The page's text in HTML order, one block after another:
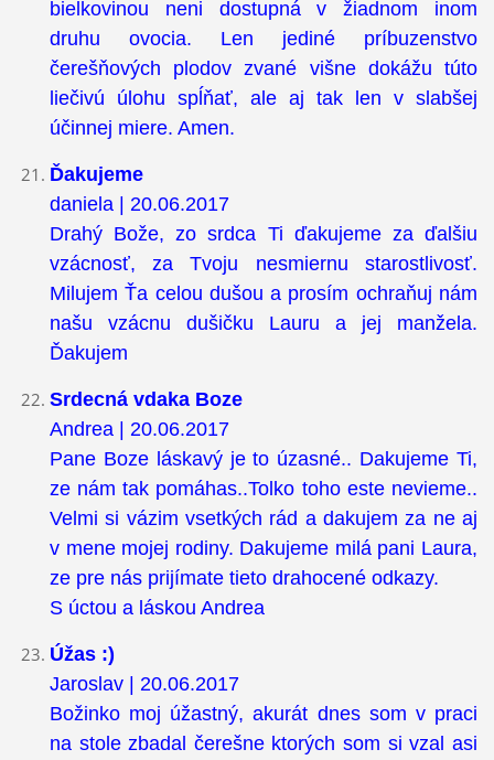
bielkovinou neni dostupná v žiadnom inom
druhu ovocia. Len jediné príbuzenstvo
čerešňových plodov zvané višne dokážu túto
liečivú úlohu spĺňať, ale aj tak len v slabšej
účinnej miere. Amen.
Ďakujeme
daniela | 20.06.2017
Drahý Bože, zo srdca Ti ďakujeme za ďalšiu
vzácnosť, za Tvoju nesmiernu starostlivosť.
Milujem Ťa celou dušou a prosím ochraňuj nám
našu vzácnu dušičku Lauru a jej manžela.
Ďakujem
Srdecná vdaka Boze
Andrea | 20.06.2017
Pane Boze láskavý je to úzasné.. Dakujeme Ti,
ze nám tak pomáhas..Tolko toho este nevieme..
Velmi si vázim vsetkých rád a dakujem za ne aj
v mene mojej rodiny. Dakujeme milá pani Laura,
ze pre nás prijímate tieto drahocené odkazy.
S úctou a láskou Andrea
Úžas :)
Jaroslav | 20.06.2017
Božinko moj úžastný, akurát dnes som v praci
na stole zbadal čerešne ktorých som si vzal asi